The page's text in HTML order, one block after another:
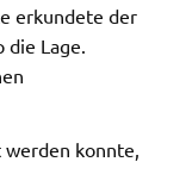
erkundete der
Lage.
werden konnte,